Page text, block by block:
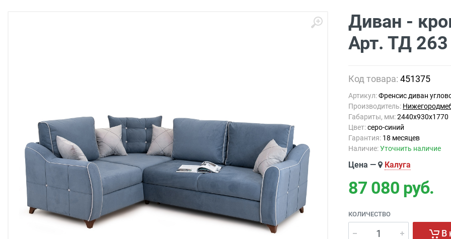
Отделочные материалы
Для дачи и дома
Охранные системы
РАСПРОДАЖА
Диван -
Арт. ТД
Код товара: 451375
Артикул:Френсис диван
Производитель:
Габариты, мм:2440х930х1770
Цвет:серо-синий
Гарантия: 18 месяцев
Наличие:Уточнить наличие
Цена — Калуга
87 080 руб.
КОЛИЧЕСТВО
В